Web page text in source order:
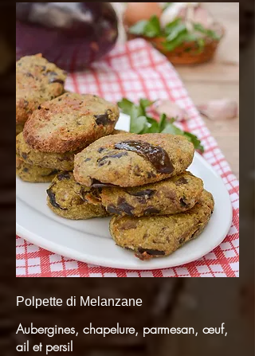
Polpette di Melanzane
Aubergines, chapelure, parmesan, œuf,
ail et persil